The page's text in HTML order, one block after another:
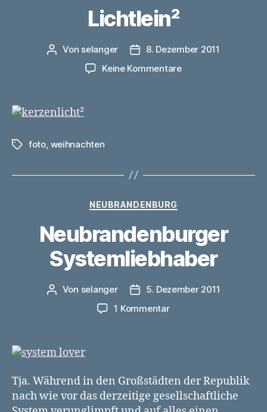
Lichtlein²
Beitragsautor
Von selanger Veröffentlichungsdatum
8. Dezember 2011
Keine Kommentarezu
Schlagwörter
foto weihnachten
Kategorien
NEUBRANDENBURG
Neubrandenburger
Systemliebhaber
Beitragsautor
Von selanger Veröffentlichungsdatum
5. Dezember 2011
1 Kommentarzu
Tja. Während in den Großstädten der Republik
nach wie vor das derzeitige gesellschaftliche